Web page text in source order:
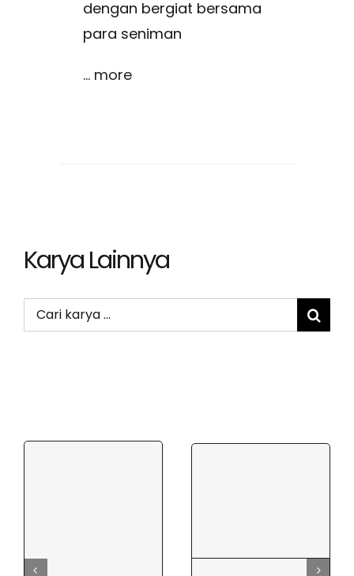
dengan bergiat bersama
para seniman
... more
Karya Lainnya
Search
for: